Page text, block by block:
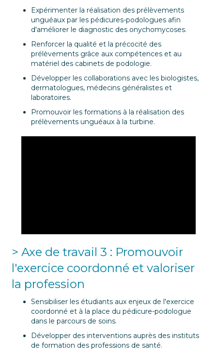
Expérimenter la réalisation des prélèvements
unguéaux par les pédicures-podologues afin
d'améliorer le diagnostic des onychomycoses.
Renforcer la qualité et la précocité des
prélèvements grâce aux compétences et au
matériel des cabinets de podologie.
Développer les collaborations avec les biologistes,
dermatologues, médecins généralistes et
laboratoires.
Promouvoir les formations à la réalisation des
prélèvements unguéaux à la turbine.
> Axe de travail 3 : Promouvoir
l'exercice coordonné et valoriser
la profession
Sensibiliser les étudiants aux enjeux de l'exercice
coordonné et à la place du pédicure-podologue
dans le parcours de soins.
Développer des interventions auprès des instituts
de formation des professions de santé.